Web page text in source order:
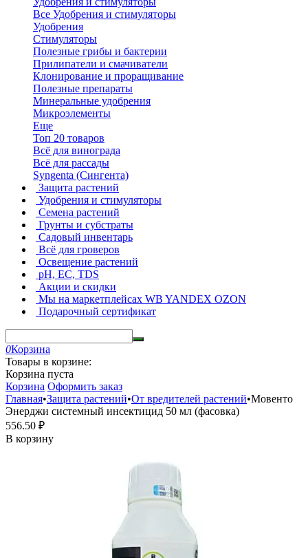
Все Удобрения и стимуляторы
Удобрения
Стимуляторы
Полезные грибы и бактерии
Прилипатели и смачиватели
Клонирование и проращивание
Полезные препараты
Минеральные удобрения
Микроэлементы
Еще
Топ 20 товаров
Всё для винограда
Всё для рассады
Syngenta (Сингента)
Защита растений
Удобрения и стимуляторы
Семена растений
Грунты и субстраты
Садовый инвентарь
Всё для гроверов
Освещение растений
pH, EC, TDS
Акции и скидки
Мы на маркетплейсах WB YANDEX OZON
Подарочный сертификат
0Корзина
Товары в корзине:
Корзина пуста
Корзина Оформить заказ
Главная•Защита растений•От вредителей растений•Мовенто
Энерджи системный инсектицид 50 мл (фасовка)
556.50 ₽
В корзину